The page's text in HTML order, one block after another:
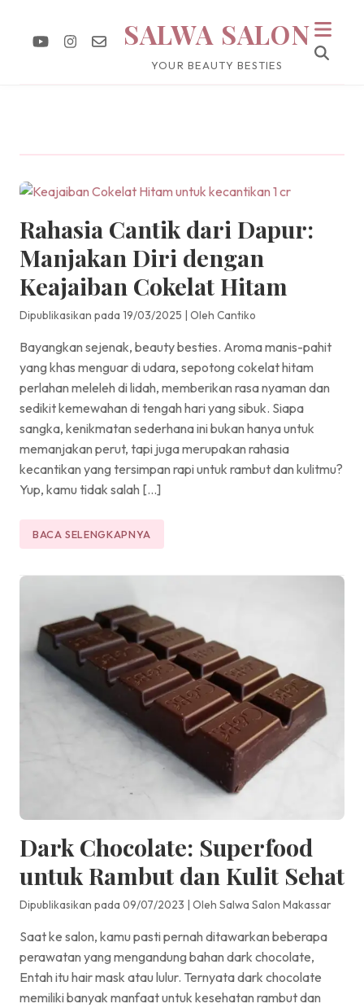
SALWA SALON
YOUR BEAUTY BESTIES
Rahasia Cantik dari Dapur:
Manjakan Diri dengan
Keajaiban Cokelat Hitam
Dipublikasikan pada 19/03/2025 | Oleh Cantiko
Bayangkan sejenak, beauty besties. Aroma manis-pahit
yang khas menguar di udara, sepotong cokelat hitam
perlahan meleleh di lidah, memberikan rasa nyaman dan
sedikit kemewahan di tengah hari yang sibuk. Siapa
sangka, kenikmatan sederhana ini bukan hanya untuk
memanjakan perut, tapi juga merupakan rahasia
kecantikan yang tersimpan rapi untuk rambut dan kulitmu?
Yup, kamu tidak salah […]
BACA SELENGKAPNYA
Dark Chocolate: Superfood
untuk Rambut dan Kulit Sehat
Dipublikasikan pada 09/07/2023 | Oleh Salwa Salon Makassar
Saat ke salon, kamu pasti pernah ditawarkan beberapa
perawatan yang mengandung bahan dark chocolate,
Entah itu hair mask atau lulur. Ternyata dark chocolate
memiliki banyak manfaat untuk kesehatan rambut dan